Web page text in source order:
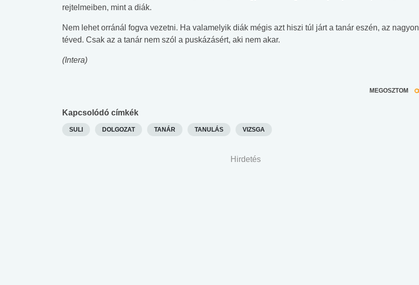
rejtelmeiben, mint a diák.
Nem lehet orránál fogva vezetni. Ha valamelyik diák mégis azt hiszi túl járt a tanár eszén, az nagyon
téved. Csak az a tanár nem szól a puskázásért, aki nem akar.
(Intera)
MEGOSZTOM
Kapcsolódó címkék
SULI DOLGOZAT TANÁR TANULÁS VIZSGA
Hirdetés